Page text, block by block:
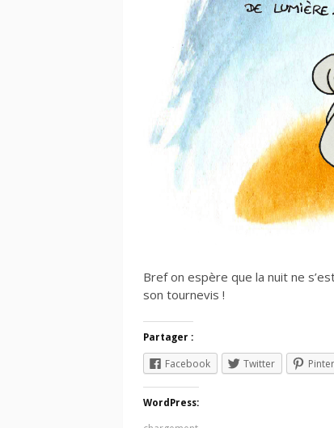
Bref on espère que la nuit ne
son tournevis !
Partager :
Facebook Twitter
WordPress: